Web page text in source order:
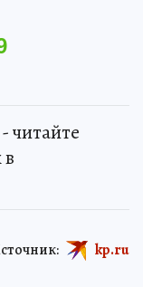
читайте
kp.ru